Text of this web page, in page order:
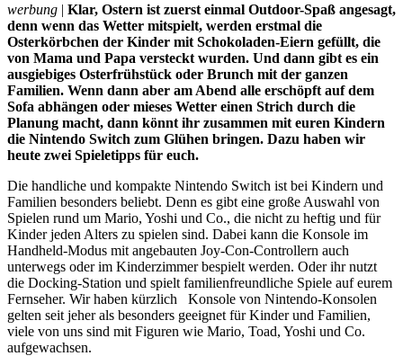
werbung | Klar, Ostern ist zuerst einmal Outdoor-Spaß angesagt,
denn wenn das Wetter mitspielt, werden erstmal die
Osterkörbchen der Kinder mit Schokoladen-Eiern gefüllt, die
von Mama und Papa versteckt wurden. Und dann gibt es ein
ausgiebiges Osterfrühstück oder Brunch mit der ganzen
Familien. Wenn dann aber am Abend alle erschöpft auf dem
Sofa abhängen oder mieses Wetter einen Strich durch die
Planung macht, dann könnt ihr zusammen mit euren Kindern
die Nintendo Switch zum Glühen bringen. Dazu haben wir
heute zwei Spieletipps für euch.
Die handliche und kompakte Nintendo Switch ist bei Kindern und
Familien besonders beliebt. Denn es gibt eine große Auswahl von
Spielen rund um Mario, Yoshi und Co., die nicht zu heftig und für
Kinder jeden Alters zu spielen sind. Dabei kann die Konsole im
Handheld-Modus mit angebauten Joy-Con-Controllern auch
unterwegs oder im Kinderzimmer bespielt werden. Oder ihr nutzt
die Docking-Station und spielt familienfreundliche Spiele auf eurem
Fernseher. Wir haben kürzlich Konsole von Nintendo-Konsolen
gelten seit jeher als besonders geeignet für Kinder und Familien,
viele von uns sind mit Figuren wie Mario, Toad, Yoshi und Co.
aufgewachsen.